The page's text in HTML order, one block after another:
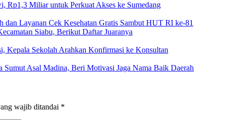
Rp1,3 Miliar untuk Perkuat Akses ke Sumedang
dan Layanan Cek Kesehatan Gratis Sambut HUT RI ke-81
Siabu, Berikut Daftar Juaranya
Sekolah Arahkan Konfirmasi ke Konsultan
Asal Madina, Beri Motivasi Jaga Nama Baik Daerah
wajib ditandai *